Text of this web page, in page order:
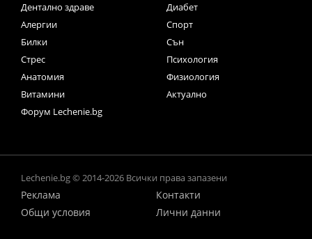
Дентално здраве
Диабет
Алергии
Спорт
Билки
Сън
Стрес
Психология
Анатомия
Физиология
Витамини
Актуално
Форум Lechenie.bg
Lechenie.bg © 2014-2026 Всички права запазени
Реклама
Контакти
Общи условия
Лични данни